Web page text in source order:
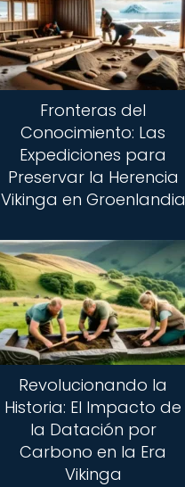
Fronteras del
Conocimiento: Las
Expediciones para
Preservar la Herencia
Vikinga en Groenlandia
Revolucionando la
Historia: El Impacto de
la Datación por
Carbono en la Era
Vikinga